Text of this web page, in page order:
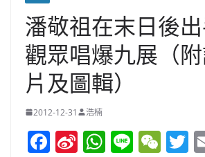
潘敬祖在末日後
觀眾唱爆九展（
片及圖輯）
2012-12-31 浩楠
F Si W Li W T